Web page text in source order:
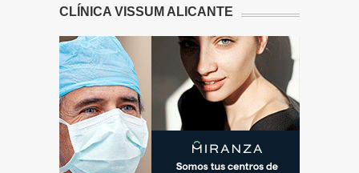
CLÍNICA VISSUM ALICANTE